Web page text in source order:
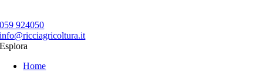
059 924050
info@ricciagricoltura.it
Esplora
Home